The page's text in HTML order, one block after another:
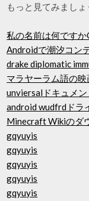
もっと見てみましょ
私の名前は何ですか
Androidで潮汐コン
drake diplomatic
マラヤーラム語の
unviersalドキュメ
android wudfrdドラ
Minecraft Wikiのダ
gqyuyis
gqyuyis
gqyuyis
gqyuyis
gqyuyis